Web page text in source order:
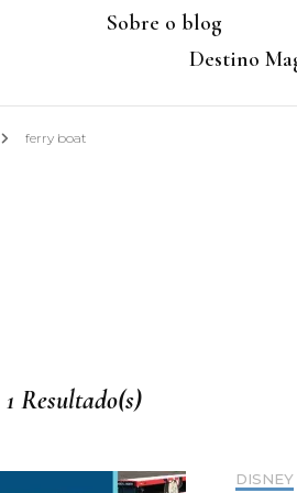
Sobre o blog
Destino
ferry boat
1 Resultado(s)
DISNEY